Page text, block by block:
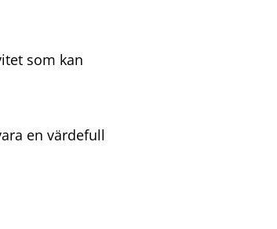
som kan
en värdefull